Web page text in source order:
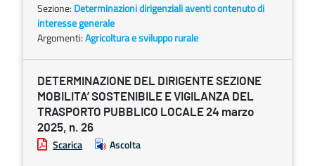
Sezione: Determinazioni dirigenziali aventi contenuto di
interesse generale
Argomenti:Agricoltura e sviluppo rurale
DETERMINAZIONE DEL DIRIGENTE SEZIONE
MOBILITA’ SOSTENIBILE E VIGILANZA DEL
TRASPORTO PUBBLICO LOCALE 24 marzo
2025, n. 26
Scarica Ascolta